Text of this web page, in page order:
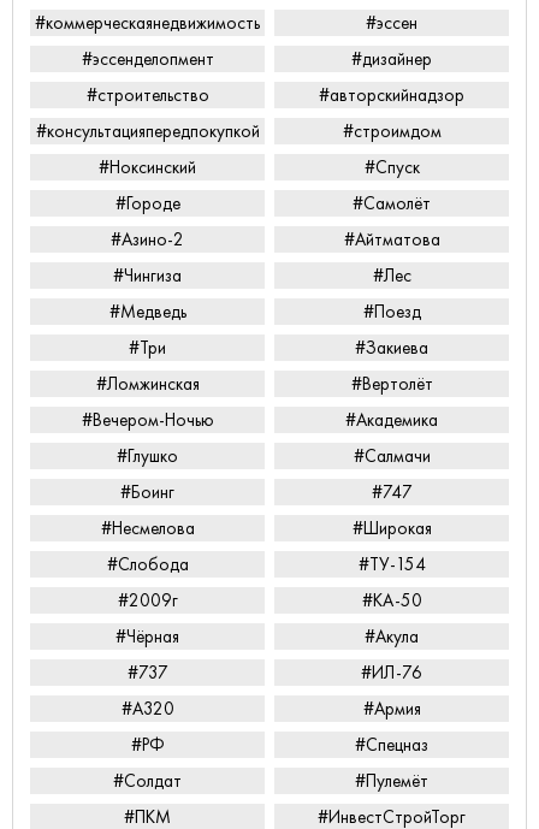
#коммерческаянедвижимость
#эссен
#эссенделопмент
#дизайнер
#строительство
#авторскийнадзор
#консультацияпередпокупкой
#строимдом
#Ноксинский
#Спуск
#Городе
#Самолёт
#Азино-2
#Айтматова
#Чингиза
#Лес
#Медведь
#Поезд
#Три
#Закиева
#Ломжинская
#Вертолёт
#Вечером-Ночью
#Академика
#Глушко
#Салмачи
#Боинг
#747
#Несмелова
#Широкая
#Слобода
#ТУ-154
#2009г
#КА-50
#Чёрная
#Акула
#737
#ИЛ-76
#А320
#Армия
#РФ
#Спецназ
#Солдат
#Пулемёт
#ПКМ
#ИнвестСтройТорг